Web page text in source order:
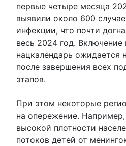
первые четыре месяца
выявили около 600
инфекции, что почти
весь 2024 год. Включение
нацкалендарь ожидается
после завершения всех
этапов.
При этом некоторые
на опережение.
высокой плотности
потоков детей от